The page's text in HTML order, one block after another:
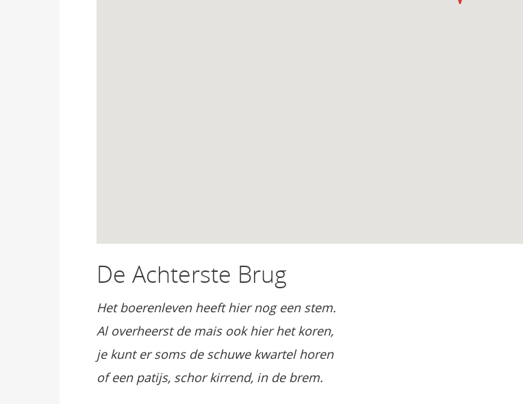
De Achterste Brug
Het boerenleven heeft hier nog een stem.
Al overheerst de mais ook hier het koren,
je kunt er soms de schuwe kwartel horen
of een patijs, schor kirrend, in de brem.